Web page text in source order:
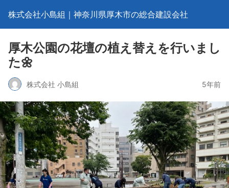
株式会社小島組｜神奈川県厚木市の総合建設会社
厚木公園の花壇の植え替えを行いまし
た🌼
株式会社 小島組 5年前